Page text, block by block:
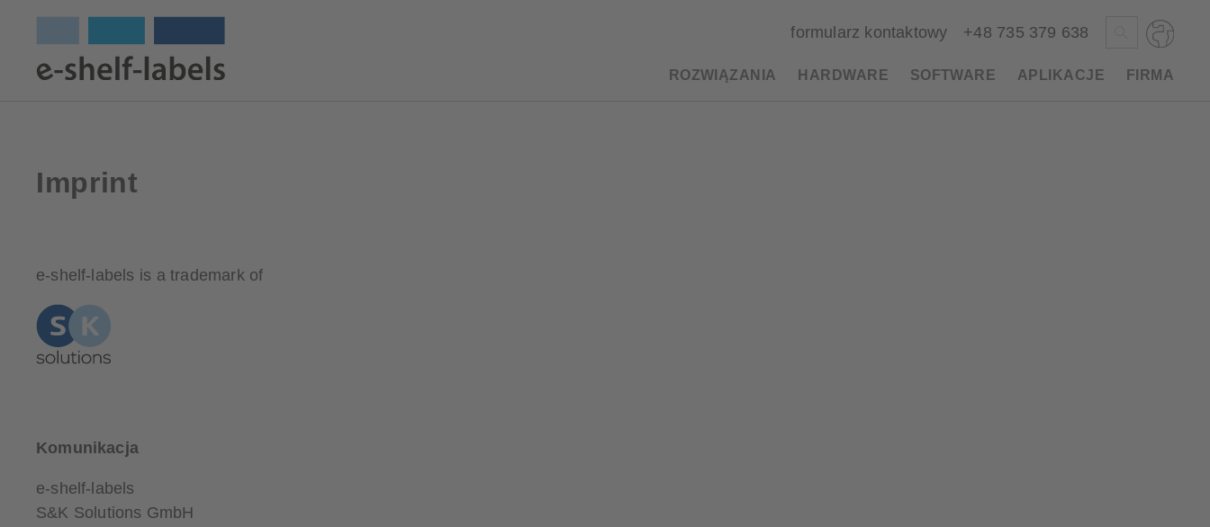
formularz kontaktowy +48 735 379 638
ROZWIĄZANIA HARDWARE SOFTWARE APLIKACJE FIRMA
Imprint
e-shelf-labels is a trademark of
Komunikacja
e-shelf-labels
S&K Solutions GmbH